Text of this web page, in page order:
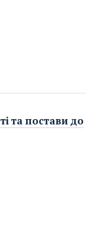
та постави до